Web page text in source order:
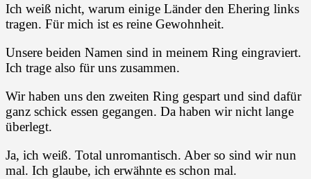
Ich weiß nicht, warum einige Länder den Ehering links
tragen. Für mich ist es reine Gewohnheit.
Unsere beiden Namen sind in meinem Ring eingraviert.
Ich trage also für uns zusammen.
Wir haben uns den zweiten Ring gespart und sind dafür
ganz schick essen gegangen. Da haben wir nicht lange
überlegt.
Ja, ich weiß. Total unromantisch. Aber so sind wir nun
mal. Ich glaube, ich erwähnte es schon mal.